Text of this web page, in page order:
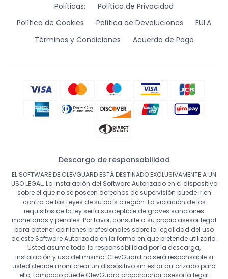
Políticas:
Política de Privacidad
Política de Cookies
Política de Devoluciones
EULA
Términos y Condiciones
Acuerdo de Pago
Descargo de responsabilidad
EL SOFTWARE DE CLEVGUARD ESTÁ DESTINADO EXCLUSIVAMENTE A UN
USO LEGAL. La instalación del Software Autorizado en el dispositivo
sobre el que no se poseen derechos de supervisión puede ir en
contra de las Leyes de su país o región. La violación de los
requisitos de la ley sería susceptible de graves sanciones
monetarias y penales. Por favor, consulte a su propio asesor legal
para obtener opiniones profesionales sobre la legalidad del uso
de este Software Autorizado en la forma en que pretende utilizarlo.
Usted asume toda la responsabilidad por la descarga,
instalación y uso del mismo. ClevGuard no será responsable si
usted decide monitorear un dispositivo sin estar autorizado para
ello; tampoco puede ClevGuard proporcionar asesoría legal